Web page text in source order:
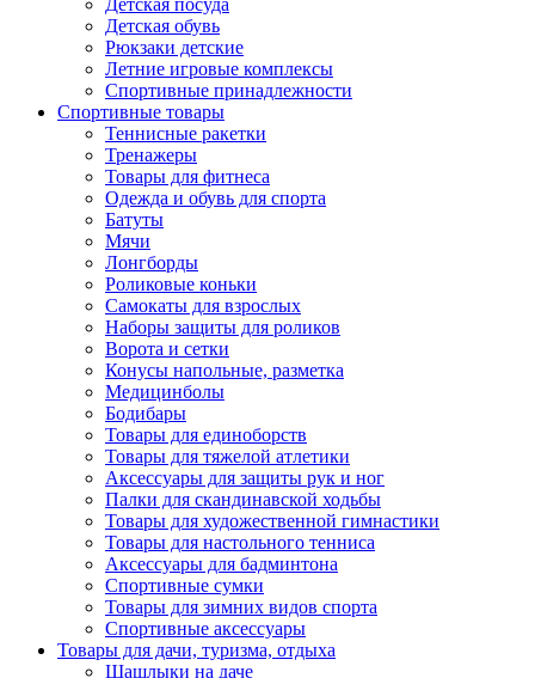
Детская посуда
Детская обувь
Рюкзаки детские
Летние игровые комплексы
Спортивные принадлежности
Спортивные товары
Теннисные ракетки
Тренажеры
Товары для фитнеса
Одежда и обувь для спорта
Батуты
Мячи
Лонгборды
Роликовые коньки
Самокаты для взрослых
Наборы защиты для роликов
Ворота и сетки
Конусы напольные, разметка
Медицинболы
Бодибары
Товары для единоборств
Товары для тяжелой атлетики
Аксессуары для защиты рук и ног
Палки для скандинавской ходьбы
Товары для художественной гимнастики
Товары для настольного тенниса
Аксессуары для бадминтона
Спортивные сумки
Товары для зимних видов спорта
Спортивные аксессуары
Товары для дачи, туризма, отдыха
Шашлыки на даче